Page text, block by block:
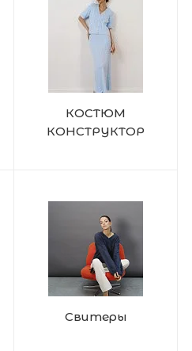
КОСТЮМ
КОНСТРУКТОР
Свитеры